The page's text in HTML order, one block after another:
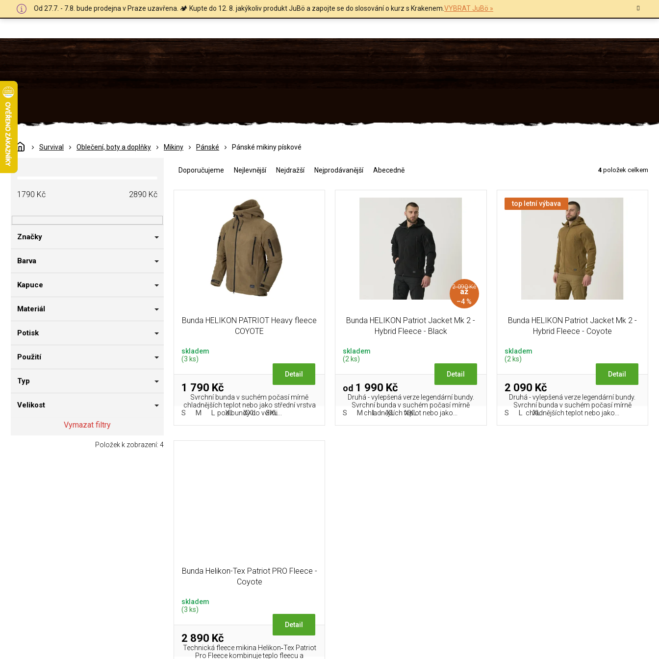
Od 27.7. - 7.8. bude prodejna v Praze uzavřena. 🏕️ Kupte do 12. 8. jakýkoliv produkt JuBö a zapojte se do slosování o kurz s Krakenem.VYBRAT JuBö »
DomůSurvival Oblečení, boty a doplňky Mikiny Pánské Pánské mikiny pískové
P
o
a
n
í
a
1790 Kč 2890 Kč
Značky
Barva
Kapuce
Materiál
Potisk
Použití
Typ
Velikost
Vymazat filtry
Položek k zobrazení: 4
e
Doporučujeme Nejlevnější Nejdražší Nejprodávanější Abecedně 4 položek celkem
Bunda HELIKON PATRIOT Heavy fleece
COYOTE
skladem
(3 ks)
1 790 Kč
Detail
Svrchní bunda v suchém počasí mírně
chladnějších teplot nebo jako střední vrstva
pod bundy do velmi...
S M L XL XXL 3XL
2 090 Kč
až
–4 %
Bunda HELIKON Patriot Jacket Mk 2 -
Hybrid Fleece - Black
skladem
(2 ks)
od 1 990 Kč
Detail
Druhá - vylepšená verze legendární bundy.
Svrchní bunda v suchém počasí mírně
chladnějších teplot nebo jako...
S M L XL XXL
top letní výbava
Bunda HELIKON Patriot Jacket Mk 2 -
Hybrid Fleece - Coyote
skladem
(2 ks)
2 090 Kč
Detail
Druhá - vylepšená verze legendární bundy.
Svrchní bunda v suchém počasí mírně
chladnějších teplot nebo jako...
S L XL
Bunda Helikon-Tex Patriot PRO Fleece -
Coyote
skladem
(3 ks)
2 890 Kč
Detail
Technická fleece mikina Helikon‑Tex Patriot
Pro Fleece kombinuje teplo fleecu a